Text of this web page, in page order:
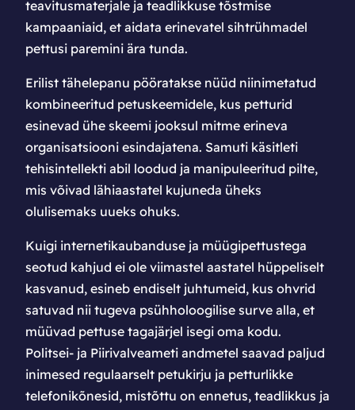
teavitusmaterjale ja teadlikkuse tõstmise
kampaaniaid, et aidata erinevatel sihtrühmadel
pettusi paremini ära tunda.
Erilist tähelepanu pööratakse nüüd niinimetatud
kombineeritud petuskeemidele, kus petturid
esinevad ühe skeemi jooksul mitme erineva
organisatsiooni esindajatena. Samuti käsitleti
tehisintellekti abil loodud ja manipuleeritud pilte,
mis võivad lähiaastatel kujuneda üheks
olulisemaks uueks ohuks.
Kuigi internetikaubanduse ja müügipettustega
seotud kahjud ei ole viimastel aastatel hüppeliselt
kasvanud, esineb endiselt juhtumeid, kus ohvrid
satuvad nii tugeva psühholoogilise surve alla, et
müüvad pettuse tagajärjel isegi oma kodu.
Politsei- ja Piirivalveameti andmetel saavad paljud
inimesed regulaarselt petukirju ja petturlikke
telefonikõnesid, mistõttu on ennetus, teadlikkus ja